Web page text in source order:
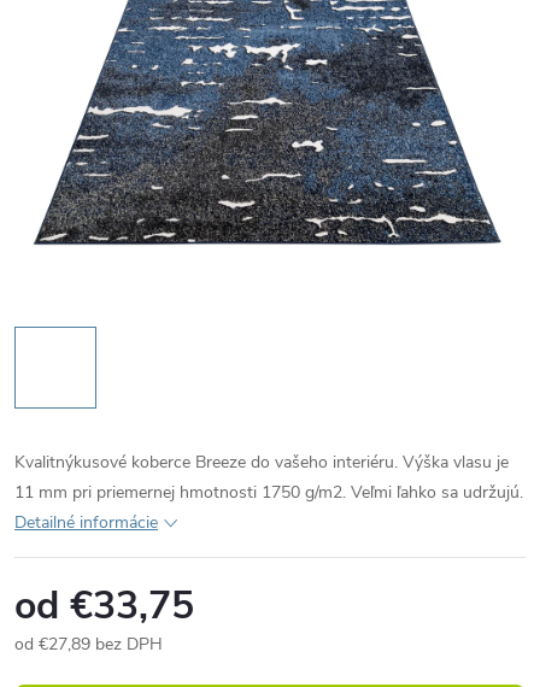
Kvalitnýkusové koberce Breeze do vašeho interiéru. Výška vlasu je
11 mm pri priemernej hmotnosti 1750 g/m2. Veľmi ľahko sa udržujú.
Detailné informácie
od €33,75
od €27,89 bez DPH